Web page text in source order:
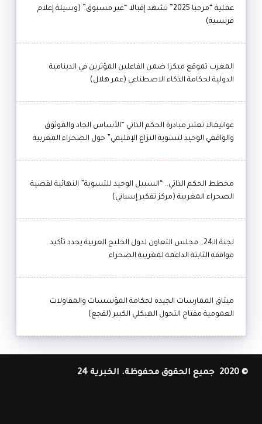
عملية “مرحبا 2025” تشهد إقبالا “غير مسبوق” (وسيلة إعلام
فرنسية)
المغرب تموقع مبكرا ضمن الفاعلين المؤثرين في الدينامية
الدولية لحكامة الذكاء الاصطناعي (عمر هلال)
غواتيمالا تعتبر مبادرة الحكم الذاتي “الأساس الجاد والموثوق
والواقعي الوحيد لتسوية النزاع الإقليمي” حول الصحراء المغربية
مخطط الحكم الذاتي.. “السبيل الوحيد للتسوية” النهائية لقضية
الصحراء المغربية (مركز تفكير إسباني)
لجنة الـ24.. مجلس التعاون لدول الخليج العربية يجدد تأكيد
مواقفه الثابتة الداعمة لمغربية الصحراء
ميثاق الممارسات الجيدة لحكامة المؤسسات والمقاولات
العمومية مفتاح التحول الهيكلي الكبير (لقجع)
© 2020 جميع الحقوق محفوظة. الخبرية 24